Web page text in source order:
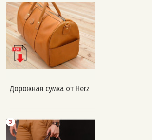
Дорожная сумка от Herz
3